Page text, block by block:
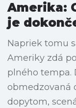
Amerika:
je
Napriek tomu
Ameriky zdá
plného tempa.
obmedzovaná
dopytom,